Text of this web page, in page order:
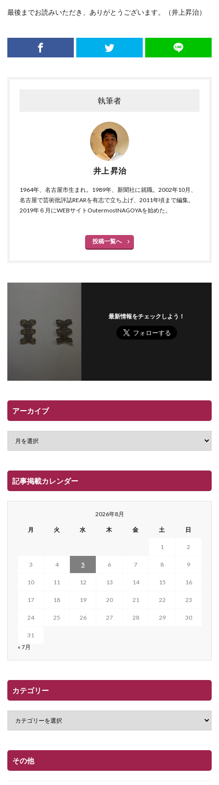
最後までお読みいただき、ありがとうございます。（井上昇治）
執筆者
井上 昇治
1964年、名古屋市生まれ。1989年、新聞社に就職。2002年10月、
名古屋で芸術批評誌REARを有志で立ち上げ、2011年頃まで編集。
2019年６月にWEBサイトOutermostNAGOYAを始めた。
投稿一覧へ
最新情報をチェックしよう！
アーカイブ
記事掲載カレンダー
2026年8月
月 火 水 木 金 土 日
1 2
3 4 5 6 7 8 9
10 11 12 13 14 15 16
17 18 19 20 21 22 23
24 25 26 27 28 29 30
31
« 7月
カテゴリー
その他